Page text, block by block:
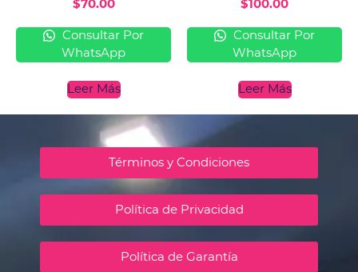
$70.00
Consultar Por
WhatsApp
Leer Más
$100.00
Consultar Por
WhatsApp
Leer Más
Términos y Condiciones
Política de Privacidad
Política de Garantía